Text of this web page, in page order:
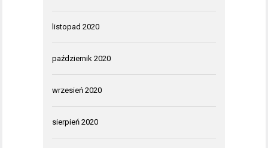
listopad 2020
październik 2020
wrzesień 2020
sierpień 2020